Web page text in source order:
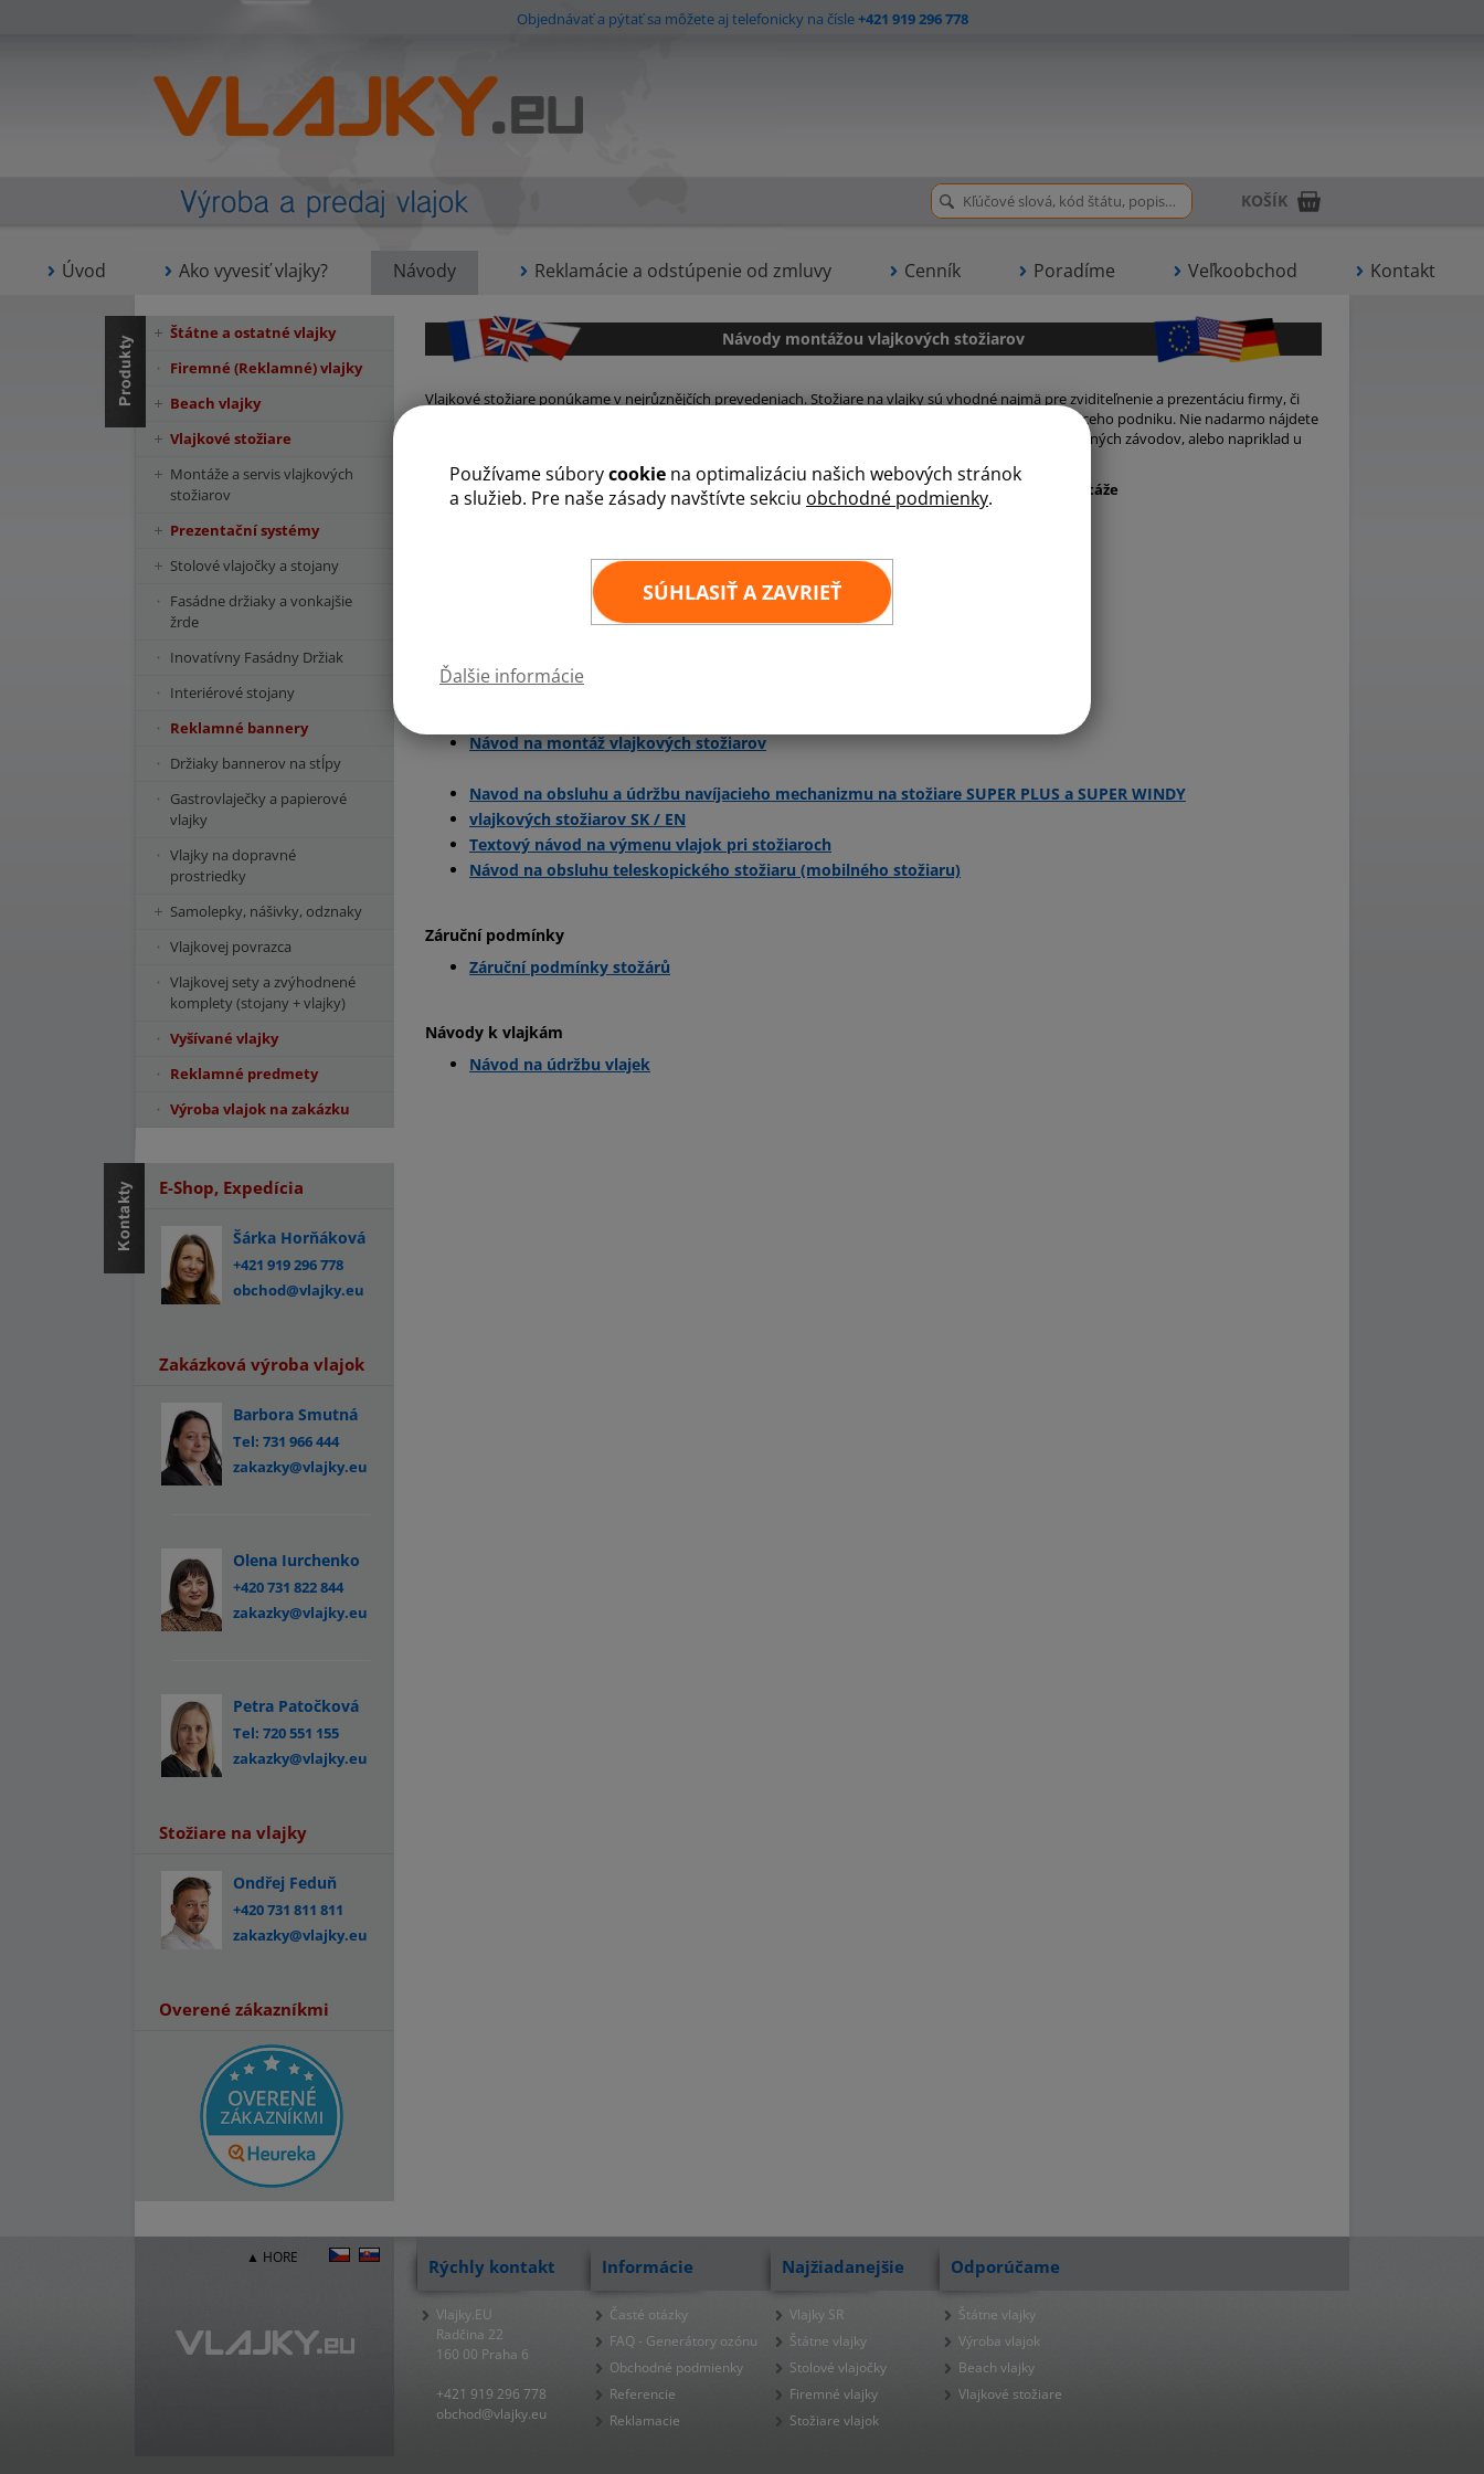
Používame súborycookie na optimalizáciu našich webových stránok
a služieb. Pre naše zásady navštívte sekciu obchodné podmienky.
SÚHLASIŤ A ZAVRIEŤ
Ďalšie informácie
Objednávať a pýtať sa môžete aj telefonicky na čísle+421 919 296 778
Úvod Ako vyvesiť vlajky? Návody Reklamácie a odstúpenie od zmluvy Cenník Poradíme Veľkoobchod Kontakt
KOŠÍK
Návody montážou vlajkových stožiarov
Vlajkové stožiare ponúkame v nejrůznějčích prevedeniach. Stožiare na vlajky sú vhodné najmä pre zviditeľnenie a prezentáciu firmy, či
obchodného mena. Správne umiestnený vlajkový stožiar zaístí vašej spoločnosti renomé prosperujúceho podniku. Nie nadarmo nájdete
vlajkový stožiar pred väčšinou významných firiem, u benzínových púmp, predajcov pneumatík, výrobných závodov, alebo napriklad u
V prípade montáže pätiek svojpomocne inštruktážne video montáže
pevnej pätky nájdete tuasklopné pätky tu
Návody k vlajkovým stožiarom:
Odporúčaná veľkosť vlajky na stožiare a prípustná rýchlosť vetra
Návod na montáž pätiek k stožiarom (pevné aj sklopné)
Textový návod na montáž pätiek k stožiarom (pevné aj sklopné)
Návod na montáž vlajkových stožiarov
Navod na obsluhu a údržbu navíjacieho mechanizmu na stožiare SUPER PLUS a SUPER WINDY
vlajkových stožiarov SK / EN
Textový návod na výmenu vlajok pri stožiaroch
Návod na obsluhu teleskopického stožiaru (mobilného stožiaru)
Záruční podmínky
Záruční podmínky stožárů
Návody k vlajkám
Návod na údržbu vlajek
Štátne a ostatné vlajky
Firemné (Reklamné) vlajky
Beach vlajky
Vlajkové stožiare
Montáže a servis vlajkových
stožiarov
Prezentační systémy
Stolové vlajočky a stojany
Fasádne držiaky a vonkajšie
žrde
Inovatívny Fasádny Držiak
Interiérové stojany
Reklamné bannery
Držiaky bannerov na stĺpy
Gastrovlaječky a papierové
vlajky
Vlajky na dopravné
prostriedky
Samolepky, nášivky, odznaky
Vlajkovej povrazca
Vlajkovej sety a zvýhodnené
komplety (stojany + vlajky)
Vyšívané vlajky
Reklamné predmety
Výroba vlajok na zakázku
E-Shop, Expedícia
Šárka Horňáková
+421 919 296 778
obchod@vlajky.eu
Zakázková výroba vlajok
Barbora Smutná
Tel: 731 966 444
zakazky@vlajky.eu
Olena Iurchenko
+420 731 822 844
zakazky@vlajky.eu
Petra Patočková
Tel: 720 551 155
zakazky@vlajky.eu
Stožiare na vlajky
Ondřej Feduň
+420 731 811 811
zakazky@vlajky.eu
Overené zákazníkmi
▲ HORE Rýchly kontakt
Vlajky.EU
Radčina 22
160 00 Praha 6
+421 919 296 778
obchod@vlajky.eu
Informácie
Časté otázky
FAQ - Generátory ozónu
Obchodné podmienky
Referencie
Reklamacie
Najžiadanejšie
Vlajky SR
Štátne vlajky
Stolové vlajočky
Firemné vlajky
Stožiare vlajok
Odporúčame
Štátne vlajky
Výroba vlajok
Beach vlajky
Vlajkové stožiare